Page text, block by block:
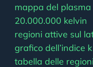
mappa del
20.000.000 kelvin
regioni attive sul
grafico dell’indice
tabella delle